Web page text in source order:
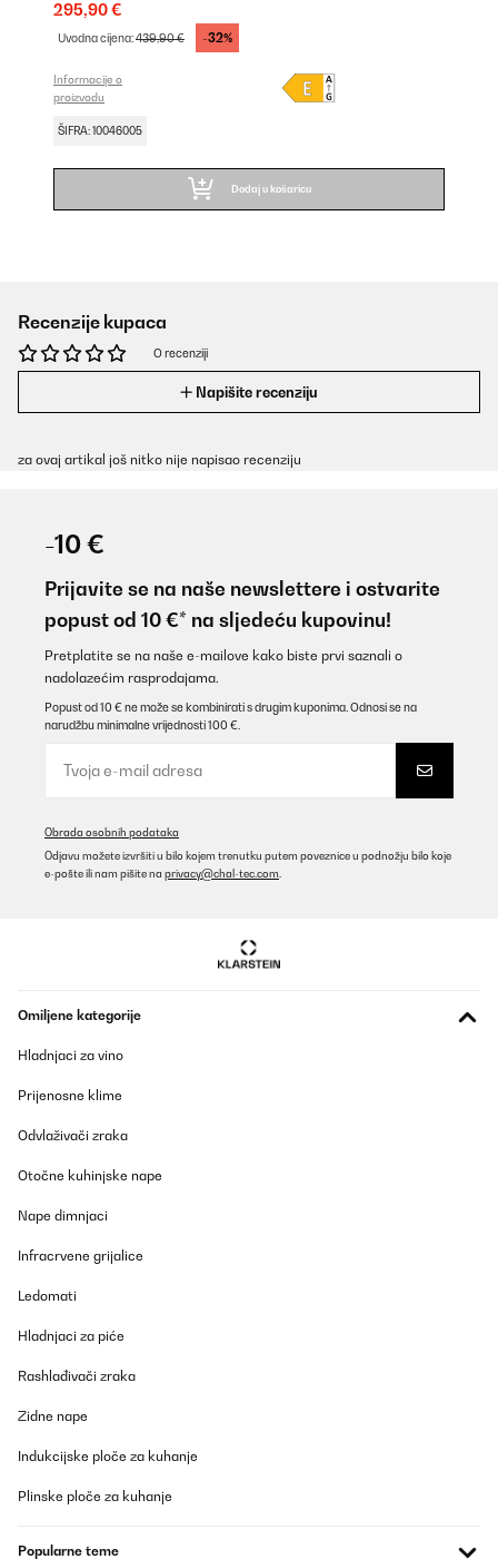
295,90 €
Uvodna cijena:439,90 € -32%
Informacije o
proizvodu
ŠIFRA: 10046005
Dodaj u košaricu
Recenzije kupaca
O recenziji
Napišite recenziju
za ovaj artikal još nitko nije napisao recenziju
-10 €
Prijavite se na naše newslettere i ostvarite
popust od 10 €* na sljedeću kupovinu!
Pretplatite se na naše e-mailove kako biste prvi saznali o
nadolazećim rasprodajama.
Popust od 10 € ne može se kombinirati s drugim kuponima. Odnosi se na
narudžbu minimalne vrijednosti 100 €.
Obrada osobnih podataka
Odjavu možete izvršiti u bilo kojem trenutku putem poveznice u podnožju bilo koje
e-pošte ili nam pišite na privacy@chal-tec.com
Omiljene kategorije
Hladnjaci za vino
Prijenosne klime
Odvlaživači zraka
Otočne kuhinjske nape
Nape dimnjaci
Infracrvene grijalice
Ledomati
Hladnjaci za piće
Rashlađivači zraka
Zidne nape
Indukcijske ploče za kuhanje
Plinske ploče za kuhanje
Popularne teme